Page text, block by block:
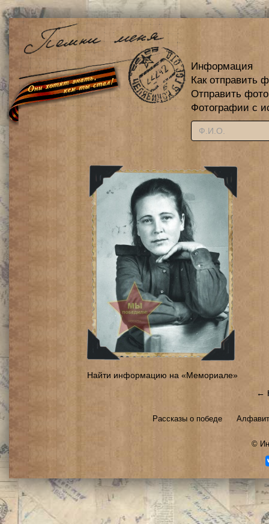
Информация
Как отправить
Отправить
Фотографии с
Найти информацию на «Мемориале»
←
Рассказы о победе
©